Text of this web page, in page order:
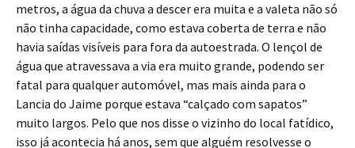
metros, a água da chuva a descer era muita e a valeta não só
não tinha capacidade, como estava coberta de terra e não
havia saídas visíveis para fora da autoestrada. O lençol de
água que atravessava a via era muito grande, podendo ser
fatal para qualquer automóvel, mas mais ainda para o
Lancia do Jaime porque estava “calçado com sapatos”
muito largos. Pelo que nos disse o vizinho do local fatídico,
isso já acontecia há anos, sem que alguém resolvesse o